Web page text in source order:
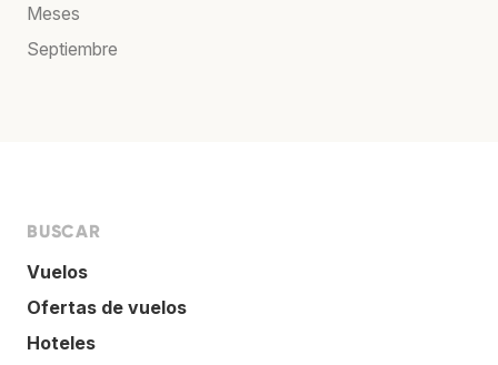
Meses
Septiembre
BUSCAR
Vuelos
Ofertas de vuelos
Hoteles